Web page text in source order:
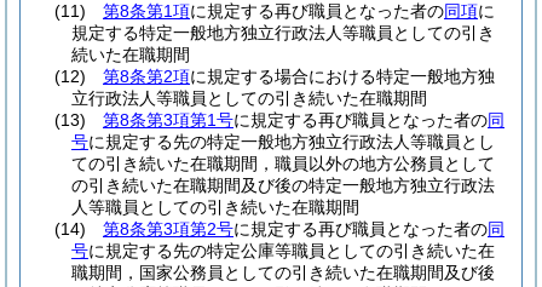
(11)
第8条第1項に規定する再び職員となった者の同項に
規定する特定一般地方独立行政法人等職員としての引き
続いた在職期間
(12)
第8条第2項に規定する場合における特定一般地方独
立行政法人等職員としての引き続いた在職期間
(13)
第8条第3項第1号に規定する再び職員となった者の同
号に規定する先の特定一般地方独立行政法人等職員とし
ての引き続いた在職期間，職員以外の地方公務員として
の引き続いた在職期間及び後の特定一般地方独立行政法
人等職員としての引き続いた在職期間
(14)
第8条第3項第2号に規定する再び職員となった者の同
号に規定する先の特定公庫等職員としての引き続いた在
職期間，国家公務員としての引き続いた在職期間及び後